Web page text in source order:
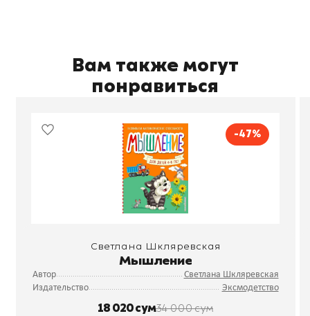
Вам также могут
понравиться
-47%
Светлана Шкляревская
Мышление
Автор
Светлана Шкляревская
Издательство
Эксмодетство
18 020 сум34 000 сум